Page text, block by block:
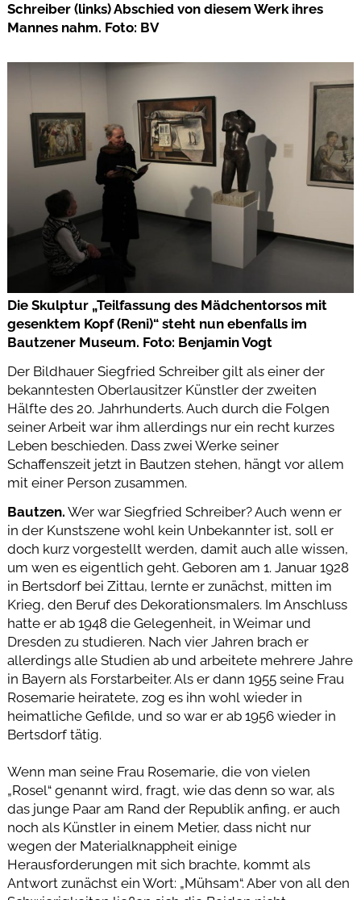
Schreiber (links) Abschied von diesem Werk ihres
Mannes nahm. Foto: BV
Die Skulptur „Teilfassung des Mädchentorsos mit
gesenktem Kopf (Reni)“ steht nun ebenfalls im
Bautzener Museum. Foto: Benjamin Vogt
Der Bildhauer Siegfried Schreiber gilt als einer der
bekanntesten Oberlausitzer Künstler der zweiten
Hälfte des 20. Jahrhunderts. Auch durch die Folgen
seiner Arbeit war ihm allerdings nur ein recht kurzes
Leben beschieden. Dass zwei Werke seiner
Schaffenszeit jetzt in Bautzen stehen, hängt vor allem
mit einer Person zusammen.
Bautzen. Wer war Siegfried Schreiber? Auch wenn er
in der Kunstszene wohl kein Unbekannter ist, soll er
doch kurz vorgestellt werden, damit auch alle wissen,
um wen es eigentlich geht. Geboren am 1. Januar 1928
in Bertsdorf bei Zittau, lernte er zunächst, mitten im
Krieg, den Beruf des Dekorationsmalers. Im Anschluss
hatte er ab 1948 die Gelegenheit, in Weimar und
Dresden zu studieren. Nach vier Jahren brach er
allerdings alle Studien ab und arbeitete mehrere Jahre
in Bayern als Forstarbeiter. Als er dann 1955 seine Frau
Rosemarie heiratete, zog es ihn wohl wieder in
heimatliche Gefilde, und so war er ab 1956 wieder in
Bertsdorf tätig.
Wenn man seine Frau Rosemarie, die von vielen
„Rosel“ genannt wird, fragt, wie das denn so war, als
das junge Paar am Rand der Republik anfing, er auch
noch als Künstler in einem Metier, dass nicht nur
wegen der Materialknappheit einige
Herausforderungen mit sich brachte, kommt als
Antwort zunächst ein Wort: „Mühsam“. Aber von all den